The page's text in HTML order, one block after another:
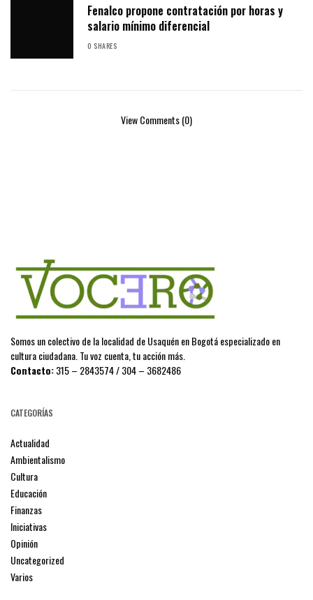
Fenalco propone contratación por horas y
salario mínimo diferencial
0 SHARES
View Comments (0)
Somos un colectivo de la localidad de Usaquén en Bogotá especializado en
cultura ciudadana. Tu voz cuenta, tu acción más.
Contacto:315 – 2843574 / 304 – 3682486
CATEGORÍAS
Actualidad
Ambientalismo
Cultura
Educación
Finanzas
Iniciativas
Opinión
Uncategorized
Varios